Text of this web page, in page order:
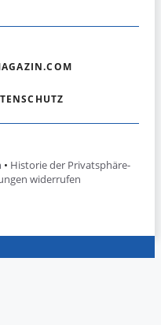
• Historie der Privatsphäre-
widerrufen